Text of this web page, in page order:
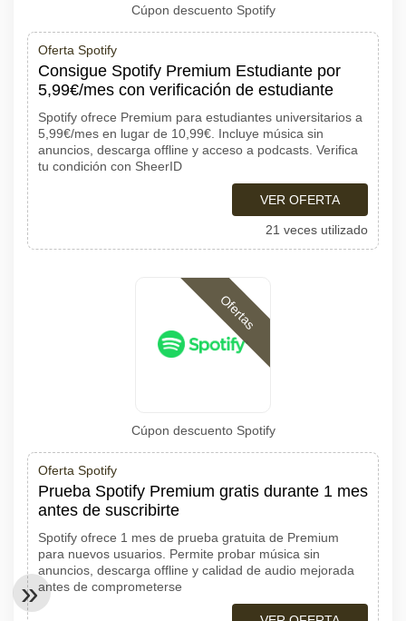
Cúpon descuento Spotify
Oferta Spotify
Consigue Spotify Premium Estudiante por
5,99€/mes con verificación de estudiante
Spotify ofrece Premium para estudiantes universitarios a
5,99€/mes en lugar de 10,99€. Incluye música sin
anuncios, descarga offline y acceso a podcasts. Verifica
tu condición con SheerID
VER OFERTA
21 veces utilizado
Ofertas
Cúpon descuento Spotify
Oferta Spotify
Prueba Spotify Premium gratis durante 1 mes
antes de suscribirte
Spotify ofrece 1 mes de prueba gratuita de Premium
para nuevos usuarios. Permite probar música sin
anuncios, descarga offline y calidad de audio mejorada
antes de comprometerse